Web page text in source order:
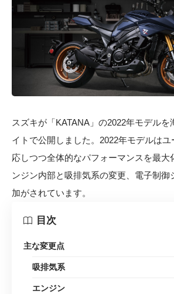
スズキが「KATANA」の2022年モデルを
イトで公開しました。2022年モデルは
応しつつ全体的なパフォーマンスを最大
ンジン内部と吸排気系の変更、電子制御
加がされています。
目次
主な変更点
吸排気系
エンジン